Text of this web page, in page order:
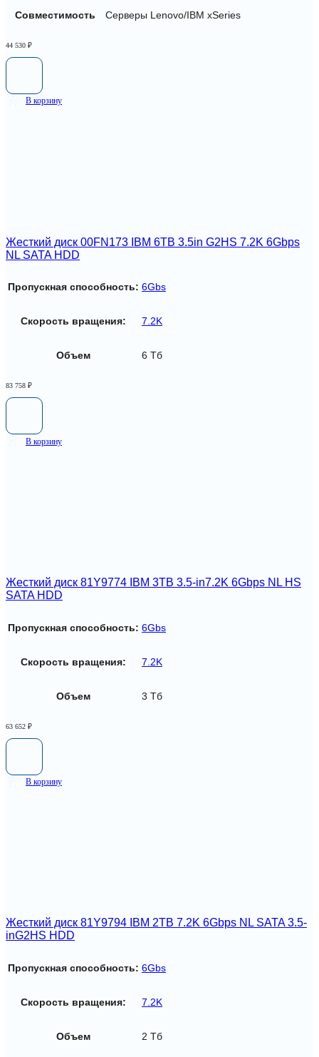
Совместимость Серверы Lenovo/IBM xSeries
44 530 ₽
В корзину
Жесткий диск 00FN173 IBM 6TB 3.5in G2HS 7.2K 6Gbps
NL SATA HDD
Пропускная способность: 6Gbs
Скорость вращения: 7.2K
Объем 6 Тб
83 758 ₽
В корзину
Жесткий диск 81Y9774 IBM 3TB 3.5-in7.2K 6Gbps NL HS
SATA HDD
Пропускная способность: 6Gbs
Скорость вращения: 7.2K
Объем 3 Тб
63 652 ₽
В корзину
Жесткий диск 81Y9794 IBM 2TB 7.2K 6Gbps NL SATA 3.5-
inG2HS HDD
Пропускная способность: 6Gbs
Скорость вращения: 7.2K
Объем 2 Тб